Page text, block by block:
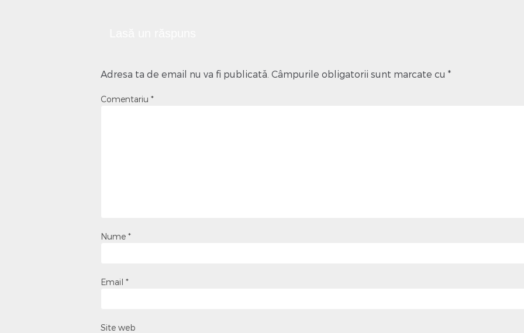
Adresa ta de email nu va fi publicată. Câmpurile obligatorii sunt marcate cu *
Comentariu *
Nume *
Email *
Site web